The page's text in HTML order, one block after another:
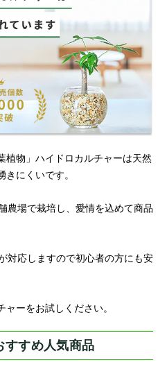
植物」ハイドロカルチャーは天然
にくいです。
農場で栽培し、愛情を込めて商品
対応しますので初心者の方にも安
ーをお試しください。
すすめ人気商品